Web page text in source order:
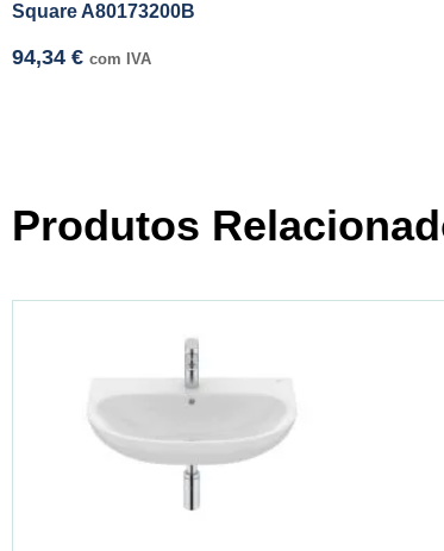
Square A80173200B
94,34 € com IVA
Produtos